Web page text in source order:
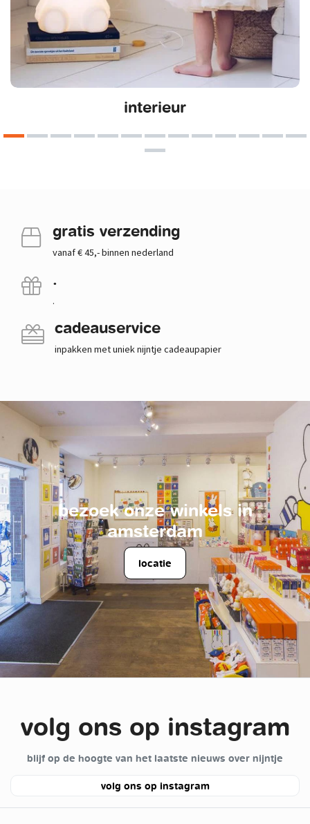
interieur
gratis verzending
vanaf € 45,- binnen nederland
.
.
cadeauservice
inpakken met uniek nijntje cadeaupapier
bezoek onze winkels in
amsterdam
locatie
volg ons op instagram
blijf op de hoogte van het laatste nieuws over nijntje
volg ons op instagram